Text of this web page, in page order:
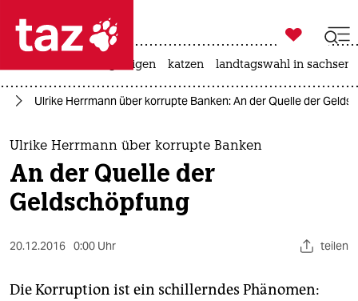
 taz zahl ich
taz zahl ich
themen
politik
öko
gesellschaft
kultur

taz zahl ich
bergsteigen katzen landtagswahl in
Ulrike Herrmann über korrupte Banken: An der Quelle der
Ulrike Herrmann über korrupte Banken
An der Quelle der
Geldschöpfung
20.12.2016 0:00 Uhr teilen
Die Korruption ist ein schillerndes Phänomen: